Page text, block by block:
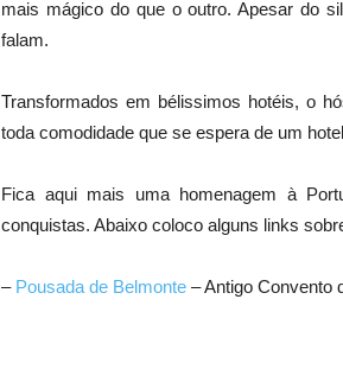
mais mágico do que o outro. Apesar do
falam.
Transformados em bélissimos hotéis, o
toda comodidade que se espera de um
Fica aqui mais uma homenagem à
conquistas. Abaixo coloco alguns links
– Pousada de Belmonte – Antigo Convento